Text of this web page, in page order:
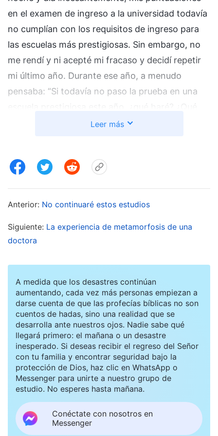
en el examen de ingreso a la universidad todavía
no cumplían con los requisitos de ingreso para
las escuelas más prestigiosas. Sin embargo, no
me rendí y ni acepté mi fracaso y decidí repetir
mi último año. Durante ese año, a menudo
pensaba: “Si todavía no paso la prueba en una
pensarán los demás de mí? ¿Seguiré teniendo
en verano, trabajando incesantemente a través
horas por noche e incluso estudiaba durante las
compañeros de clase sobre nada más que
nuestros estudios. Debido a que había pasado
tanto tiempo sin dormir, para el final de la
primera mitad del semestre comencé a
experimentar insomnio y también desarrollé
tinnitus, alucinaciones auditivas y una variedad
de otros síntomas. Me vi obligada a suspender
mi educación y me internaron en un hospital
para recibir tratamiento. Sin embargo, siempre
ambiciosa, no estaba dispuesta a renunciar al
examen de ingreso, así que tan pronto como mi
condición se había estabilizado un poco,
inmediatamente regresé a la escuela y me
sumergí de nuevo en el estresante mundo de los
Leer más
Anterior: No continuaré estos estudios
Siguiente: La experiencia de metamorfosis de una
doctora
A medida que los desastres continúan
aumentando, cada vez más personas empiezan a
darse cuenta de que las profecías bíblicas no son
cuentos de hadas, sino una realidad que se
desarrolla ante nuestros ojos. Nadie sabe qué
llegará primero: el mañana o un desastre
inesperado. Si deseas recibir el regreso del Señor
con tu familia y encontrar seguridad bajo la
protección de Dios, haz clic en WhatsApp o
Messenger para unirte a nuestro grupo de
estudio. No esperes hasta mañana.
Conéctate con nosotros en
Messenger